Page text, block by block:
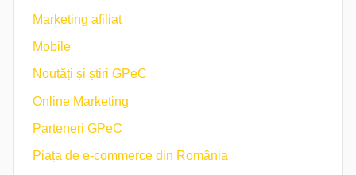
Marketing afiliat
Mobile
Noutăți și știri GPeC
Online Marketing
Parteneri GPeC
Piața de e-commerce din România